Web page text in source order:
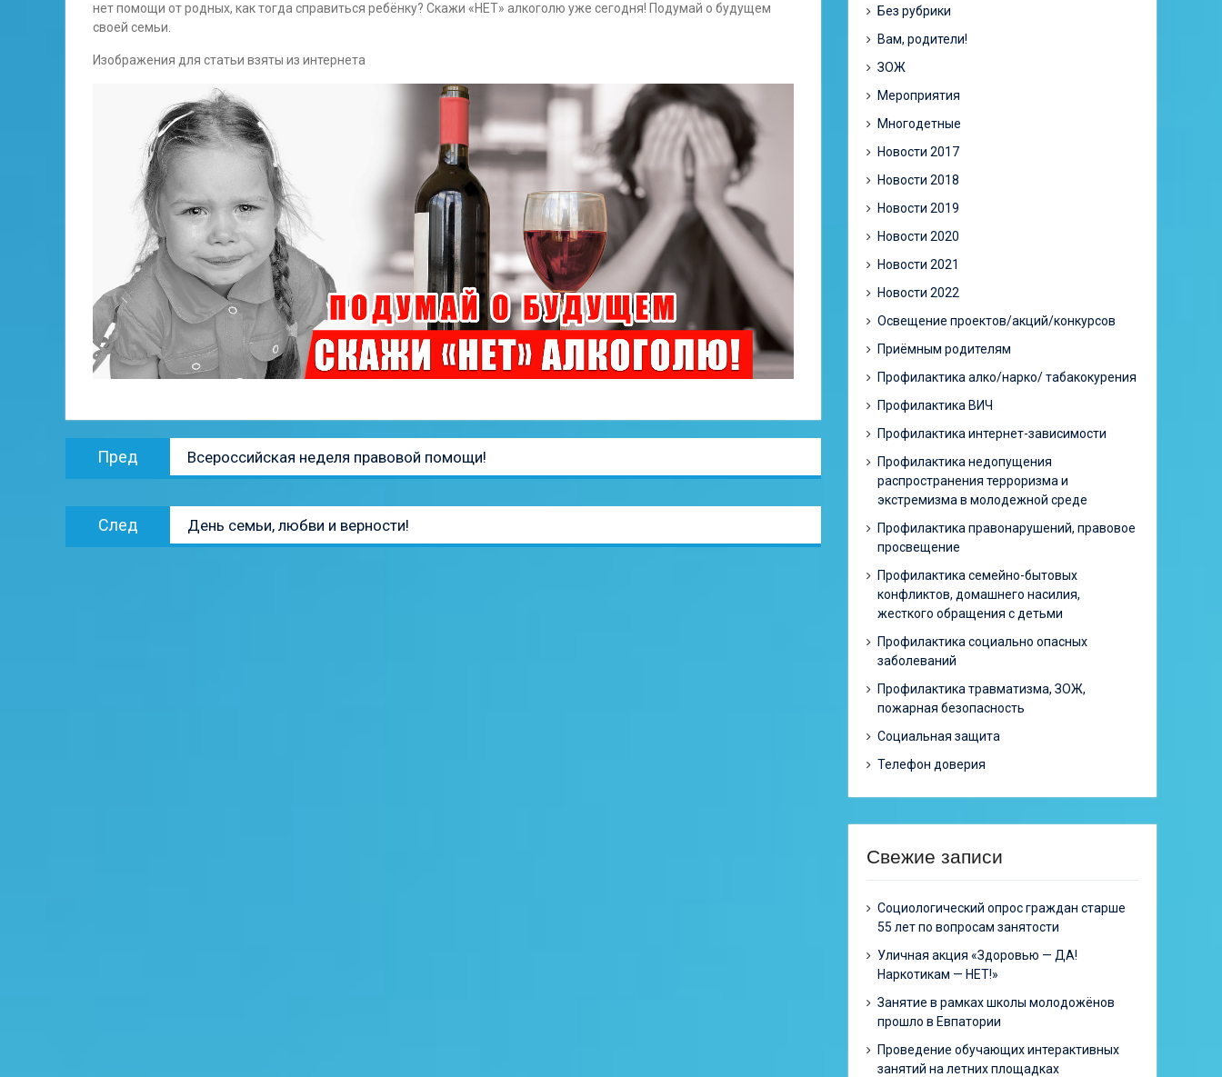
нет помощи от родных, как тогда справиться ребёнку? Скажи «НЕТ» алкоголю уже сегодня! Подумай о будущем
своей семьи.
Изображения для статьи взяты из интернета
Навигация
Пред
запись:
Всероссийская неделя правовой помощи!
След
запись:
День семьи, любви и верности!
Без рубрики
Вам, родители!
ЗОЖ
Мероприятия
Многодетные
Новости 2017
Новости 2018
Новости 2019
Новости 2020
Новости 2021
Новости 2022
Освещение проектов/акций/конкурсов
Приёмным родителям
Профилактика алко/нарко/ табакокурения
Профилактика ВИЧ
Профилактика интернет-зависимости
Профилактика недопущения
распространения терроризма и
экстремизма в молодежной среде
Профилактика правонарушений, правовое
просвещение
Профилактика семейно-бытовых
конфликтов, домашнего насилия,
жесткого обращения с детьми
Профилактика социально опасных
заболеваний
Профилактика травматизма, ЗОЖ,
пожарная безопасность
Социальная защита
Телефон доверия
Свежие записи
Cоциологический опрос граждан старше
55 лет по вопросам занятости
Уличная акция «Здоровью — ДА!
Наркотикам — НЕТ!»
Занятие в рамках школы молодожёнов
прошло в Евпатории
Проведение обучающих интерактивных
занятий на летних площадках